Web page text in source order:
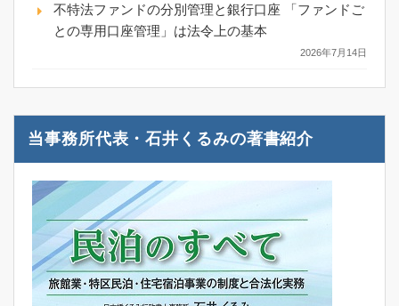
不特法ファンドの分別管理と銀行口座 「ファンドご
との専用口座管理」は法令上の基本
2026年7月14日
当事務所代表・石井くるみの著書紹介